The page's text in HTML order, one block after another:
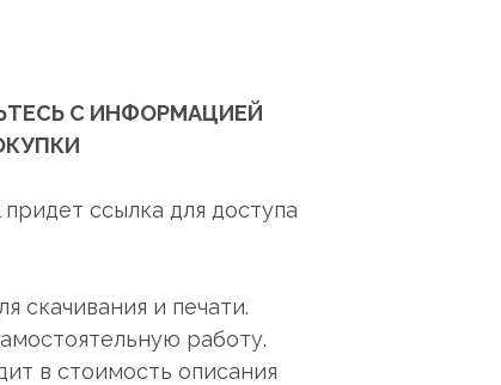
С ИНФОРМАЦИЕЙ
ссылка для доступа
скачивания и печати.
работу.
в стоимость описания